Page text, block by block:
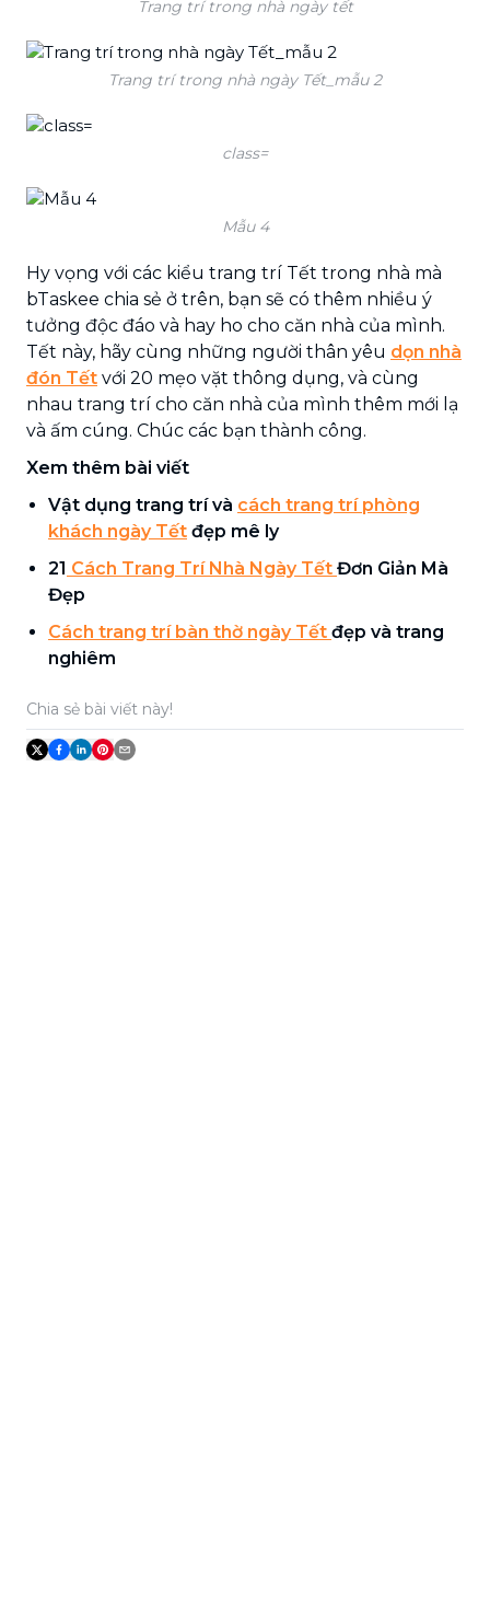
Trang trí trong nhà ngày tết
Trang trí trong nhà ngày Tết_mẫu 2
class=
Mẫu 4
Hy vọng với các kiểu trang trí Tết trong nhà mà
bTaskee chia sẻ ở trên, bạn sẽ có thêm nhiều ý
tưởng độc đáo và hay ho cho căn nhà của mình.
Tết này, hãy cùng những người thân yêu dọn nhà
đón Tết với 20 mẹo vặt thông dụng, và cùng
nhau trang trí cho căn nhà của mình thêm mới lạ
và ấm cúng. Chúc các bạn thành công.
Xem thêm bài viết
Vật dụng trang trí và cách trang trí phòng
khách ngày Tết đẹp mê ly
21 Cách Trang Trí Nhà Ngày Tết Đơn Giản Mà
Đẹp
Cách trang trí bàn thờ ngày Tết đẹp và trang
nghiêm
Chia sẻ bài viết này!